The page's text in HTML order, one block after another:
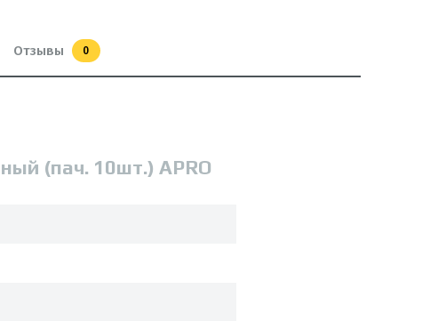
Отзывы 0
(пач. 10шт.) APRO